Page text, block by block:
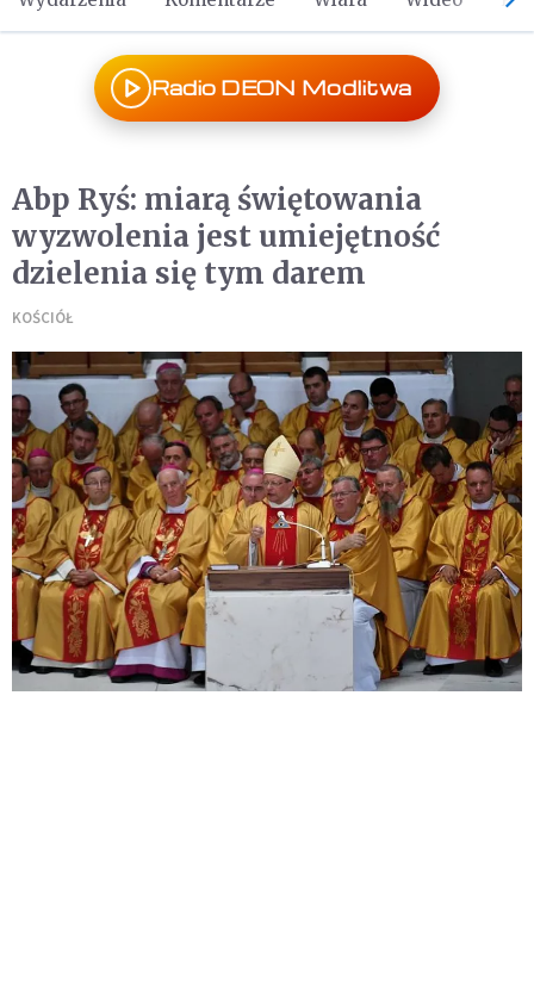
Radio DEON Modlitwa
Abp Ryś: miarą świętowania
wyzwolenia jest umiejętność
dzielenia się tym darem
KOŚCIÓŁ